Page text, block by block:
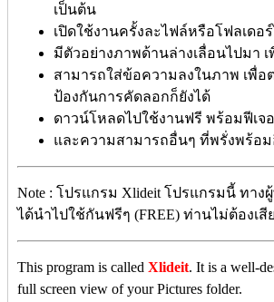
เป็นต้น
เปิดใช้งานครั้งละไฟล์หรือโฟลเดอ
มีตัวอย่างภาพด้านล่างเลื่อนไปมา
สามารถใส่ข้อความลงในภาพ เพื่อ
ป้องกันการคัดลอกก็ยังได้
ดาวน์โหลดไปใช้งานฟรี พร้อมฟีเ
และความสามารถอื่นๆ ที่พรั่งพร้อ
Note : โปรแกรม Xlideit โปรแกรมนี้ ทาง
ได้นำไปใช้กันฟรีๆ (FREE) ท่านไม่ต้องเ
This program is called Xlideit. It is a well-
full screen view of your Pictures folder.